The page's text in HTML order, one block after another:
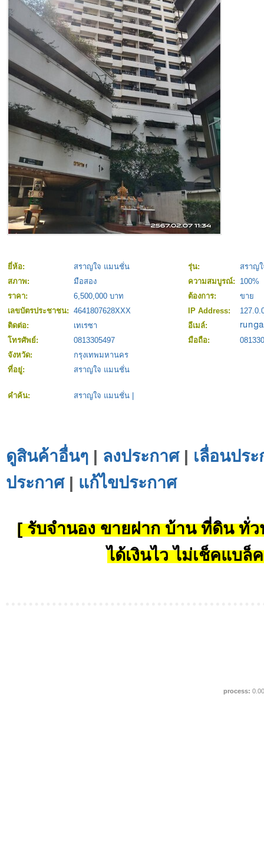
ยี่ห้อ: สราญใจ แมนชั่น รุ่น:
สราญ
สภาพ:
มือสอง ความสมบูรณ์:
100%
ราคา:
6,500,000 บาท ต้องการ:
ขาย
เลขบัตรประชาชน: 4641807628XXX IP Address:
ติดต่อ:
เทเรซา
อีเมล์:
โทรศัพย์:
0813305497 มือถือ:
จังหวัด:
กรุงเทพมหานคร
ที่อยู่:
สราญใจ แมนชั่น
คำค้น: สราญใจ แมนชั่น
ดูสินค้าอื่นๆ | ลงประกาศ| เลื่อนปร
ประกาศ| แก้ไขประกาศ
[ รับจำนอง ขายฝาก บ้าน ที่ดิน ทั่ว
ได้เงินไว ไม่เช็คแบล็
process: